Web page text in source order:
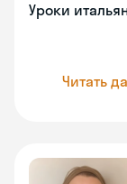
Уроки
Читать